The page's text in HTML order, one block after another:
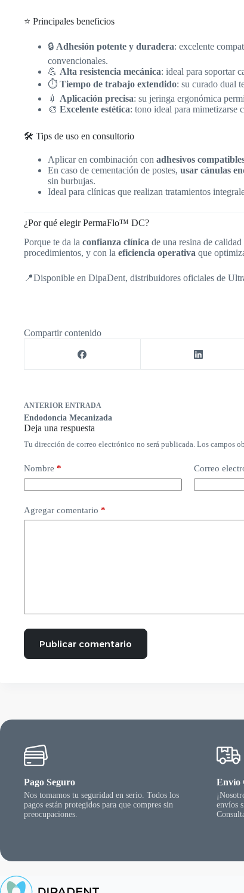
⭐ Principales beneficios
🔒 Adhesión potente y duradera: excelente
convencionales.
💪 Alta resistencia mecánica: ideal para soportar
⏱️ Tiempo de trabajo extendido: su curado dual
💉 Aplicación precisa: su jeringa ergonómica
🎨 Excelente estética: tono ideal para mimetizarse
🛠️ Tips de uso en consultorio
Aplicar en combinación con adhesivos
En caso de cementación de postes, usar cánulas
sin burbujas.
Ideal para clínicas que realizan tratamientos
¿Por qué elegir PermaFlo™ DC?
Porque te da la confianza clínica de una resina de
procedimientos, y con la eficiencia operativa que
📍Disponible en DipaDent, distribuidores oficiales de
Compartir contenido
ANTERIOR ENTRADA
Endodoncia Mecanizada
Deja una respuesta
Tu dirección de correo electrónico no será publicada. Los campos
Nombre * Correo
Agregar comentario *
Publicar comentario
Pago Seguro
Nos tomamos tu seguridad en serio. Todos los
pagos están protegidos para que compres sin
preocupaciones.
Envío
envíos